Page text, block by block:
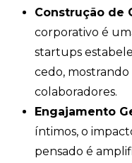
Construção de
corporativo é
startups
cedo,
colaboradores.
Engajamento
íntimos, o
pensado é